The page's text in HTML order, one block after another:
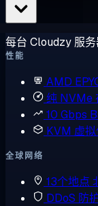
每台 Cloudzy 服务
性能
AMD
纯 NVMe
10 Gbps
KVM 虚
全球网络
13个地点
DDoS 防